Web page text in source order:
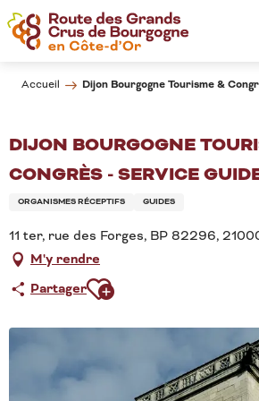
Aller
au
contenu
Accueil Dijon Bourgogne Tourisme &
DIJON BOURGOGNE
CONGRÈS - SERVICE
ORGANISMES RÉCEPTIFS GUIDES
11 ter, rue des Forges, BP 82296,
M'y rendre
PartagerAjouter aux favoris